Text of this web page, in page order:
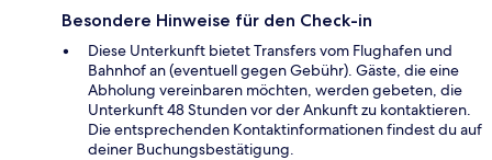
Besondere Hinweise für den Check-in
Diese Unterkunft bietet Transfers vom Flughafen und
Bahnhof an (eventuell gegen Gebühr). Gäste, die eine
Abholung vereinbaren möchten, werden gebeten, die
Unterkunft 48 Stunden vor der Ankunft zu kontaktieren.
Die entsprechenden Kontaktinformationen findest du auf
deiner Buchungsbestätigung.